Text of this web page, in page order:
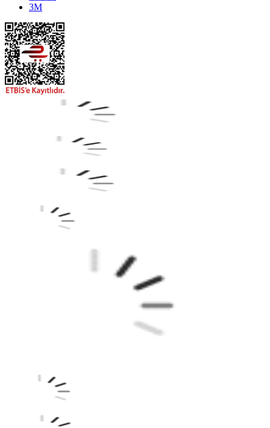
3M